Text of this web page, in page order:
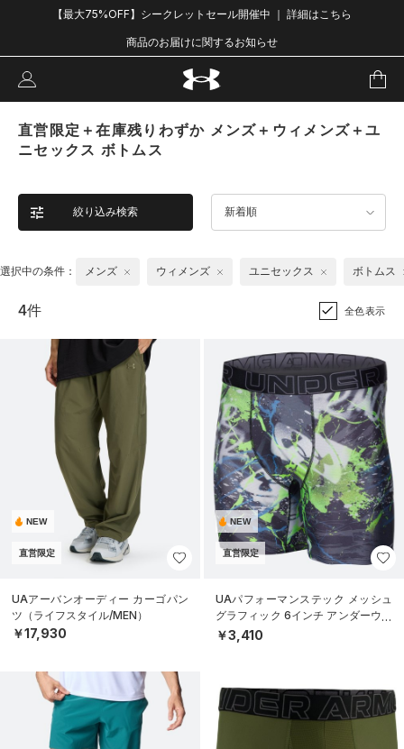
【最大75%OFF】シークレットセール開催中 ｜ 詳細はこちら
商品のお届けに関するお知らせ
直営限定＋在庫残りわずか メンズ＋ウィメンズ＋ユ
ニセックス ボトムス
絞り込み検索 新着順
選択中の条件： メンズ ウィメンズ ユニセックス ボトムス
4件 全色表示
NEW
直営限定
UAアーバンオーディー カーゴパン
ツ（ライフスタイル/MEN）
￥17,930
NEW
直営限定
UAパフォーマンステック メッシュ
グラフィック 6インチ アンダーウェ
ア（トレーニング/MEN）
￥3,410